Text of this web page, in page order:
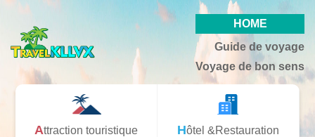
HOME
Guide de voyage
Voyage de bon sens
Attraction touristique Hôtel &Restauration